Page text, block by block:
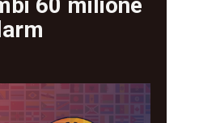
60 milionë